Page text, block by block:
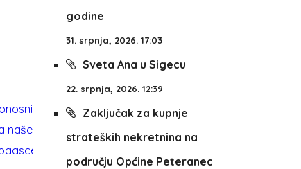
godine
31. srpnja, 2026. 17:03
Sveta Ana u Sigecu
22. srpnja, 2026. 12:39
Zaključak za kupnje
strateških nekretnina na
području Općine Peteranec